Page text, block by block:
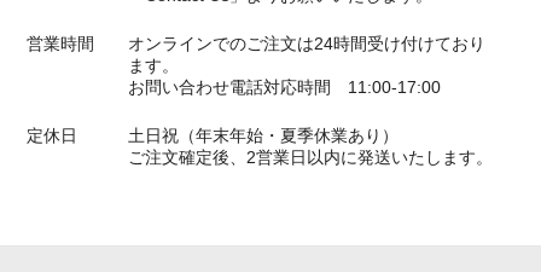
営業時間
オンラインでのご注文は24時間受け付けており
ます。
お問い合わせ電話対応時間 11:00-17:00
定休日
土日祝（年末年始・夏季休業あり）
ご注文確定後、2営業日以内に発送いたします。